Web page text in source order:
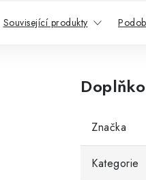
Související produkty
Značka
Kategorie